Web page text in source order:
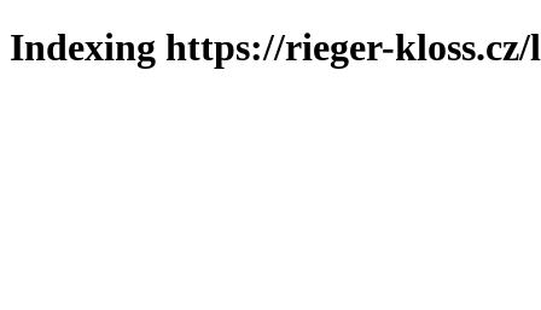
Indexing https://rieger-